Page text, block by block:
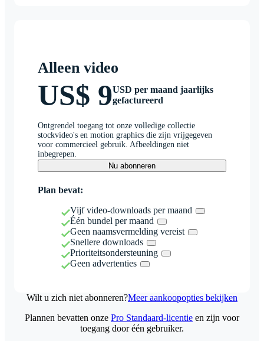
Alleen video
US$ 9USD per maand jaarlijks
gefactureerd
Ontgrendel toegang tot onze volledige collectie
stockvideo's en motion graphics die zijn vrijgegeven
voor commercieel gebruik. Afbeeldingen niet
inbegrepen.
Nu abonneren
Plan bevat:
Vijf video-downloads per maand
Één bundel per maand
Geen naamsvermelding vereist
Snellere downloads
Prioriteitsondersteuning
Geen advertenties
Wilt u zich niet abonneren?Meer aankoopopties bekijken
Plannen bevatten onze Pro Standaard-licentie en zijn voor
toegang door één gebruiker.